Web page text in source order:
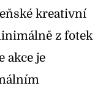
kreativní
z fotek
akce je